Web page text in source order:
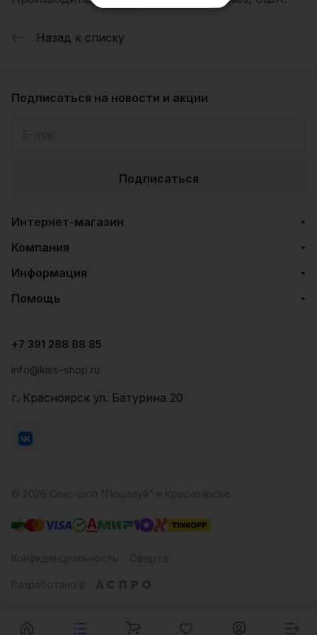
Назад к списку
Подписаться на новости и акции
Подписаться
Интернет-магазин
Компания
Информация
Помощь
+7 391 288 88 85
info@kiss-shop.ru
г. Красноярск ул. Батурина 20